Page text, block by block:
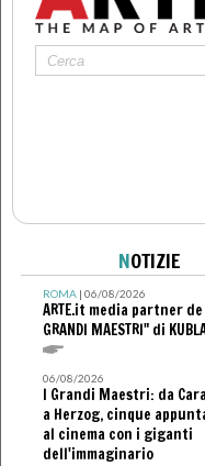
NOTIZIE
ROMA| 06/08/2026
ARTE.it media partner
GRANDI MAESTRI" di
06/08/2026
I Grandi Maestri: da
a Herzog, cinque
al cinema con i giganti
dell'immaginario